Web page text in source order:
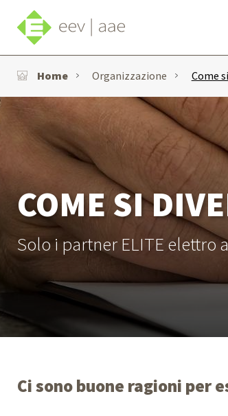
Home Organizzazione Come
COME SI
Solo i partner ELITE elettro
Ci sono buone ragioni per